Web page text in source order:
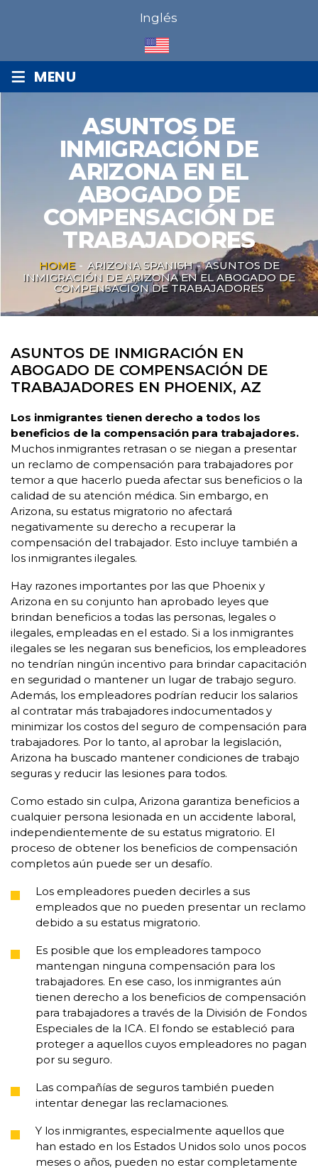
Inglés
≡ MENU
ASUNTOS DE
INMIGRACIÓN DE
ARIZONA EN EL
ABOGADO DE
COMPENSACIÓN DE
TRABAJADORES
HOME - ARIZONA SPANISH - ASUNTOS DE
INMIGRACIÓN DE ARIZONA EN EL ABOGADO DE
COMPENSACIÓN DE TRABAJADORES
ASUNTOS DE INMIGRACIÓN EN
ABOGADO DE COMPENSACIÓN DE
TRABAJADORES EN PHOENIX, AZ
Los inmigrantes tienen derecho a todos los
beneficios de la compensación para trabajadores.
Muchos inmigrantes retrasan o se niegan a presentar
un reclamo de compensación para trabajadores por
temor a que hacerlo pueda afectar sus beneficios o la
calidad de su atención médica. Sin embargo, en
Arizona, su estatus migratorio no afectará
negativamente su derecho a recuperar la
compensación del trabajador. Esto incluye también a
los inmigrantes ilegales.
Hay razones importantes por las que Phoenix y
Arizona en su conjunto han aprobado leyes que
brindan beneficios a todas las personas, legales o
ilegales, empleadas en el estado. Si a los inmigrantes
ilegales se les negaran sus beneficios, los empleadores
no tendrían ningún incentivo para brindar capacitación
en seguridad o mantener un lugar de trabajo seguro.
Además, los empleadores podrían reducir los salarios
al contratar más trabajadores indocumentados y
minimizar los costos del seguro de compensación para
trabajadores. Por lo tanto, al aprobar la legislación,
Arizona ha buscado mantener condiciones de trabajo
seguras y reducir las lesiones para todos.
Como estado sin culpa, Arizona garantiza beneficios a
cualquier persona lesionada en un accidente laboral,
independientemente de su estatus migratorio. El
proceso de obtener los beneficios de compensación
completos aún puede ser un desafío.
Los empleadores pueden decirles a sus
empleados que no pueden presentar un reclamo
debido a su estatus migratorio.
Es posible que los empleadores tampoco
mantengan ninguna compensación para los
trabajadores. En ese caso, los inmigrantes aún
tienen derecho a los beneficios de compensación
para trabajadores a través de la División de Fondos
Especiales de la ICA. El fondo se estableció para
proteger a aquellos cuyos empleadores no pagan
por su seguro.
Las compañías de seguros también pueden
intentar denegar las reclamaciones.
Y los inmigrantes, especialmente aquellos que
han estado en los Estados Unidos solo unos pocos
meses o años, pueden no estar completamente